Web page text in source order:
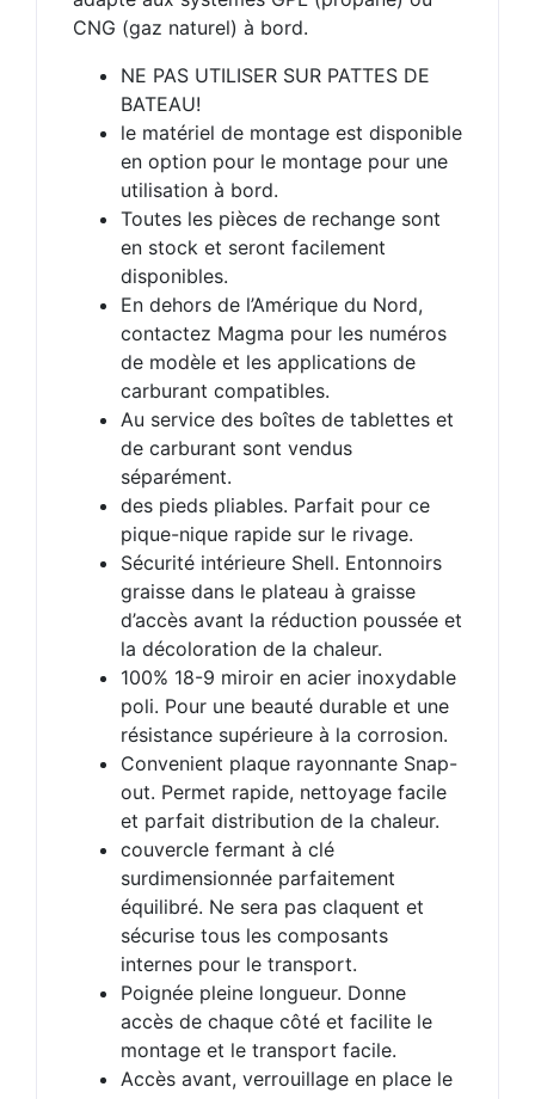
CNG (gaz naturel) à bord.
NE PAS UTILISER SUR PATTES DE
BATEAU!
le matériel de montage est disponible
en option pour le montage pour une
utilisation à bord.
Toutes les pièces de rechange sont
en stock et seront facilement
disponibles.
En dehors de l’Amérique du Nord,
contactez Magma pour les numéros
de modèle et les applications de
carburant compatibles.
Au service des boîtes de tablettes et
de carburant sont vendus
séparément.
des pieds pliables. Parfait pour ce
pique-nique rapide sur le rivage.
Sécurité intérieure Shell. Entonnoirs
graisse dans le plateau à graisse
d’accès avant la réduction poussée et
la décoloration de la chaleur.
100% 18-9 miroir en acier inoxydable
poli. Pour une beauté durable et une
résistance supérieure à la corrosion.
Convenient plaque rayonnante Snap-
out. Permet rapide, nettoyage facile
et parfait distribution de la chaleur.
couvercle fermant à clé
surdimensionnée parfaitement
équilibré. Ne sera pas claquent et
sécurise tous les composants
internes pour le transport.
Poignée pleine longueur. Donne
accès de chaque côté et facilite le
montage et le transport facile.
Accès avant, verrouillage en place le